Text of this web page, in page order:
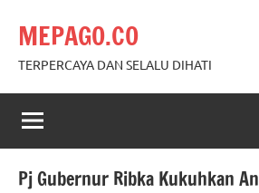
content
MEPAGO.CO
TERPERCAYA DAN SELALU DIHATI
Pj Gubernur Ribka Kukuhkan